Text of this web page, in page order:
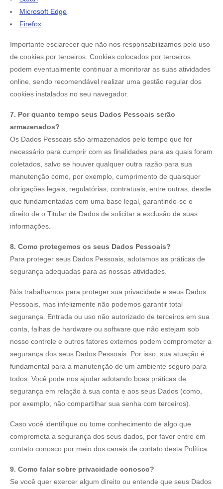
Microsoft Edge
Firefox
Importante esclarecer que não nos responsabilizamos pelo uso
de cookies por terceiros. Cookies colocados por terceiros
podem eventualmente continuar a monitorar as suas atividades
online, sendo recomendável realizar uma gestão regular dos
cookies instalados no seu navegador.
7. Por quanto tempo seus Dados Pessoais serão
armazenados?
Os Dados Pessoais são armazenados pelo tempo que for
necessário para cumprir com as finalidades para as quais foram
coletados, salvo se houver qualquer outra razão para sua
manutenção como, por exemplo, cumprimento de quaisquer
obrigações legais, regulatórias, contratuais, entre outras, desde
que fundamentadas com uma base legal, garantindo-se o
direito de o Titular de Dados de solicitar a exclusão de suas
informações.
8. Como protegemos os seus Dados Pessoais?
Para proteger seus Dados Pessoais, adotamos as práticas de
segurança adequadas para as nossas atividades.
Nós trabalhamos para proteger sua privacidade e seus Dados
Pessoais, mas infelizmente não podemos garantir total
segurança. Entrada ou uso não autorizado de terceiros em sua
conta, falhas de hardware ou software que não estejam sob
nosso controle e outros fatores externos podem comprometer a
segurança dos seus Dados Pessoais. Por isso, sua atuação é
fundamental para a manutenção de um ambiente seguro para
todos. Você pode nos ajudar adotando boas práticas de
segurança em relação à sua conta e aos seus Dados (como,
por exemplo, não compartilhar sua senha com terceiros).
Caso você identifique ou tome conhecimento de algo que
comprometa a segurança dos seus dados, por favor entre em
contato conosco por meio dos canais de contato desta Política.
9. Como falar sobre privacidade conosco?
Se você quer exercer algum direito ou entende que seus Dados